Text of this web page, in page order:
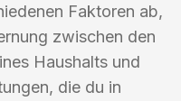
Faktoren ab,
zwischen den
Haushalts und
die du in